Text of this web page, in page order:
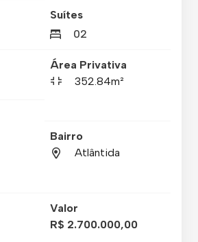
Suítes
02
Área Privativa
352.84m²
Bairro
Atlântida
Valor
R$ 2.700.000,00